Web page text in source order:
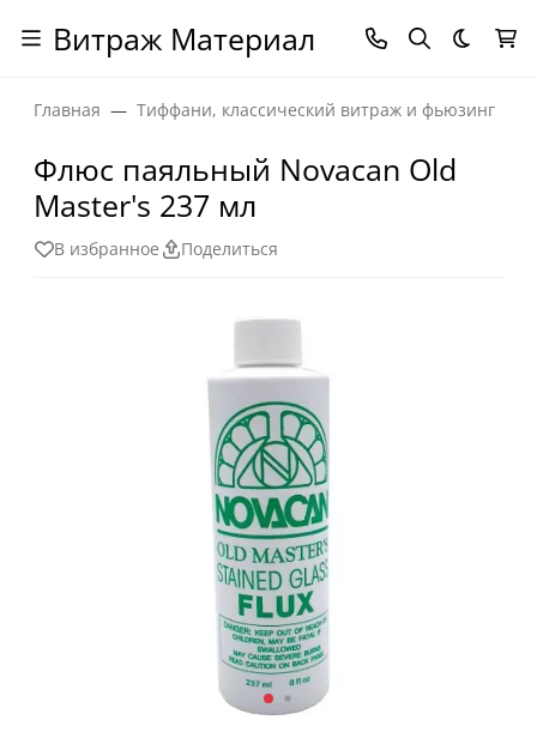
Витраж Материал Темная
Главная Тиффани, классический витраж и фьюзинг
Флюс паяльный Novacan Old
Master's 237 мл
В избранное Поделиться